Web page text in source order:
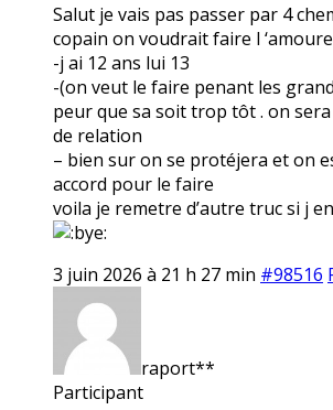
Salut je vais pas passer par 4
copain on voudrait faire l
-j ai 12 ans lui 13
-(on veut le faire penant les
peur que sa soit trop tôt . on
de relation
– bien sur on se protéjera et on
accord pour le faire
voila je remetre d’autre truc si j
3 juin 2026 à 21 h 27 min #98516
raport**
Participant